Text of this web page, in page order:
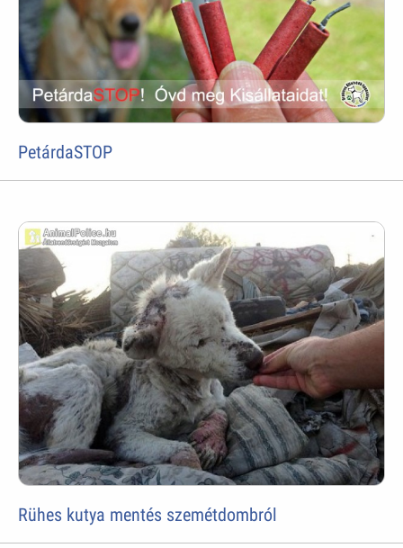
PetárdaSTOP
Rühes kutya mentés szemétdombról